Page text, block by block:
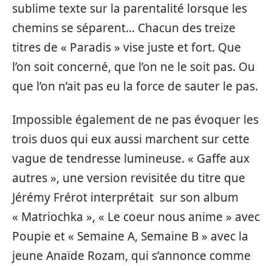
sublime texte sur la parentalité lorsque les
chemins se séparent… Chacun des treize
titres de « Paradis » vise juste et fort. Que
l’on soit concerné, que l’on ne le soit pas. Ou
que l’on n’ait pas eu la force de sauter le pas.
Impossible également de ne pas évoquer les
trois duos qui eux aussi marchent sur cette
vague de tendresse lumineuse. « Gaffe aux
autres », une version revisitée du titre que
Jérémy Frérot interprétait sur son album
« Matriochka », « Le coeur nous anime » avec
Poupie et « Semaine A, Semaine B » avec la
jeune Anaïde Rozam, qui s’annonce comme